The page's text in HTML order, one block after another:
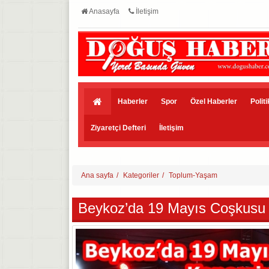
Anasayfa İletişim
Haberler Spor Özel Haberler
Ziyaretçi Defteri İletişim
Ana sayfa Kategoriler Toplum-Yaşam
Beykoz’da 19 Mayıs